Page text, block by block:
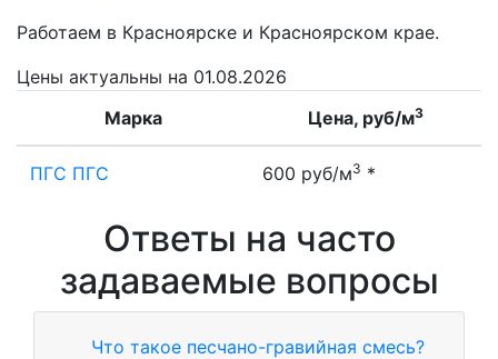
Работаем в Красноярске и Красноярском крае.
Цены актуальны на 01.08.2026
Марка
Цена, руб/м3
ПГС ПГС 600 руб/м3 *
Ответы на часто
задаваемые вопросы
Что такое песчано-гравийная смесь?